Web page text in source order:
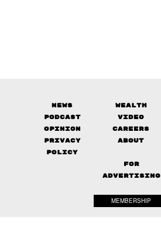
News Wealth
Podcast
Video
Opinion
Careers
Privacy
Policy
About
FOR
ADVERTISING
MEMBERSHIP